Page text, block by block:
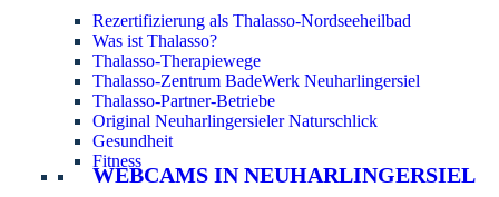
Rezertifizierung als Thalasso-Nordseeheilbad
Was ist Thalasso?
Thalasso-Therapiewege
Thalasso-Zentrum BadeWerk Neuharlingersiel
Thalasso-Partner-Betriebe
Original Neuharlingersieler Naturschlick
Gesundheit
Fitness
WEBCAMS IN NEUHARLINGERSIEL